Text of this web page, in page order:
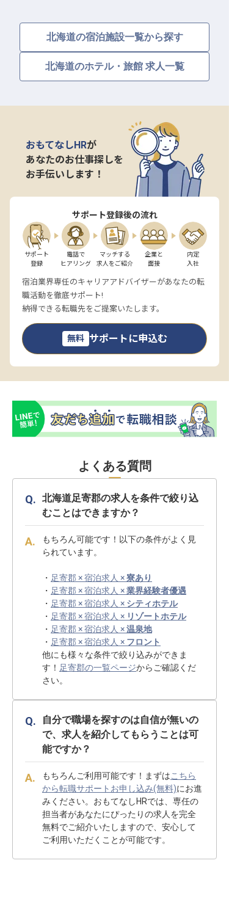
北海道の宿泊施設一覧から探す
北海道のホテル・旅館 求人一覧
おもてなしHRが
あなたのお仕事探しを
お手伝いします！
サポート登録後の流れ
サポート
登録
電話で
ヒアリング
マッチする
求人をご紹介
企業と
面接
内定
入社
宿泊業界専任のキャリアアドバイザーがあなたの転
職活動を徹底サポート!
納得できる転職先をご提案いたします。
無料 サポートに申込む
よくある質問
北海道足寄郡の求人を条件で絞り込
むことはできますか？
もちろん可能です！以下の条件がよく見
られています。
・ 足寄郡 × 宿泊求人 ×寮あり
・ 足寄郡 × 宿泊求人 ×業界経験者優遇
・ 足寄郡 × 宿泊求人 × シティホテル
・ 足寄郡 × 宿泊求人 × リゾートホテル
・ 足寄郡 × 宿泊求人 ×温泉地
・ 足寄郡 × 宿泊求人 × フロント
他にも様々な条件で絞り込みができま
す！ 足寄郡の一覧ページからご確認くだ
さい。
自分で職場を探すのは自信が無いの
で、求人を紹介してもらうことは可
能ですか？
もちろんご利用可能です！まずはこちら
から転職サポートお申し込み(無料)にお進
みください。おもてなしHRでは、専任の
担当者があなたにぴったりの求人を完全
無料でご紹介いたしますので、安心して
ご利用いただくことが可能です。